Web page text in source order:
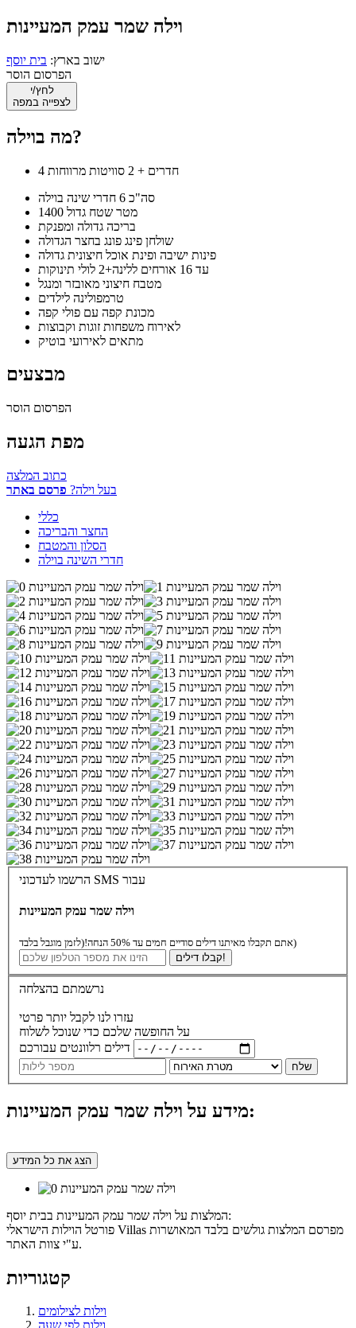
וילה שמר עמק המעיינות
ישוב בארץ: בית יוסף
הפרסום הוסר
לחץ/י
לצפייה במפה
מה בוילה?
4 חדרים + 2 סוויטות מרווחות
סה"כ 6 חדרי שינה בוילה
1400 מטר שטח גדול
בריכה גדולה ומפנקת
שולחן פינג פונג בחצר הגדולה
פינות ישיבה ופינת אוכל חיצונית גדולה
עד 16 אורחים ללינה+2 לולי תינוקות
מטבח חיצוני מאובזר ומנגל
טרמפולינה לילדים
מכונת קפה עם פולי קפה
לאירוח משפחות זוגות וקבוצות
מתאים לאירועי בוטיק
מבצעים
הפרסום הוסר
מפת הגעה
כתוב המלצה
בעל וילה? פרסם באתר
כללי
החצר והבריכה
הסלון והמטבח
חדרי השינה בוילה
הרשמו לעדכוני SMS עבור
וילה שמר עמק המעיינות
אתם תקבלו מאיתנו דילים סודיים חמים עד 50% הנחה!(לזמן מוגבל בלבד)
קבלו דילים!
נרשמתם בהצלחה
עזרו לנו לקבל יותר פרטי
על החופשה שלכם כדי שנוכל לשלוח
שלח
מידע על וילה שמר עמק המעיינות:
הצג את כל המידע
המלצות על וילה שמר עמק המעיינות בבית יוסף:
פורטל הוילות הישראלי Villas מפרסם המלצות גולשים בלבד המאושרות
ע"י צוות האתר.
קטגוריות
וילות לצילומים